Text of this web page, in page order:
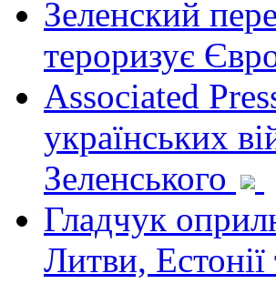
Зеленский
тероризує
Associated
українських
Зеленського
Гладчук
Литви,